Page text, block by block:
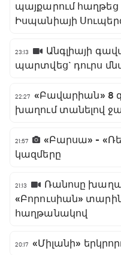
պայքարում հաղթեց
Իսպանիայի
23:13
Անգլիայի
պարտվեց` դուրս
22:27 «Բավարիան» 8
խաղում տանելով
21:57
«Բարսա» -
կազմերը
21:13
Ռանոսը
«Բորուսիան»
հաղթանակով
20:17 «Միլանի»